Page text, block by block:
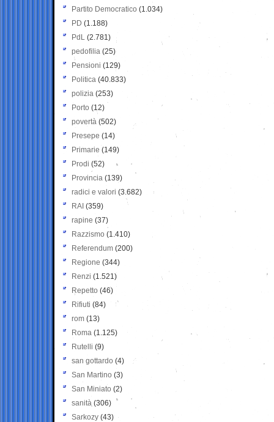
Partito Democratico (1.034)
PD (1.188)
PdL (2.781)
pedofilia (25)
Pensioni (129)
Politica (40.833)
polizia (253)
Porto (12)
povertà (502)
Presepe (14)
Primarie (149)
Prodi (52)
Provincia (139)
radici e valori (3.682)
RAI (359)
rapine (37)
Razzismo (1.410)
Referendum (200)
Regione (344)
Renzi (1.521)
Repetto (46)
Rifiuti (84)
rom (13)
Roma (1.125)
Rutelli (9)
san gottardo (4)
San Martino (3)
San Miniato (2)
sanità (306)
Sarkozy (43)